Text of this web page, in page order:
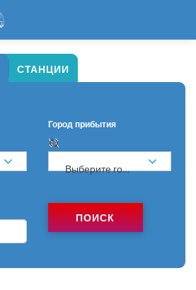
СТАНЦИИ
Город прибытия
Выберите город ...
ПОИСК